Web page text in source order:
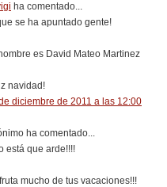
ha comentado...
se ha apuntado gente!
es David Mateo Martinez
navidad!
diciembre de 2011 a las 12:00
ha comentado...
está que arde!!!!
mucho de tus vacaciones!!!